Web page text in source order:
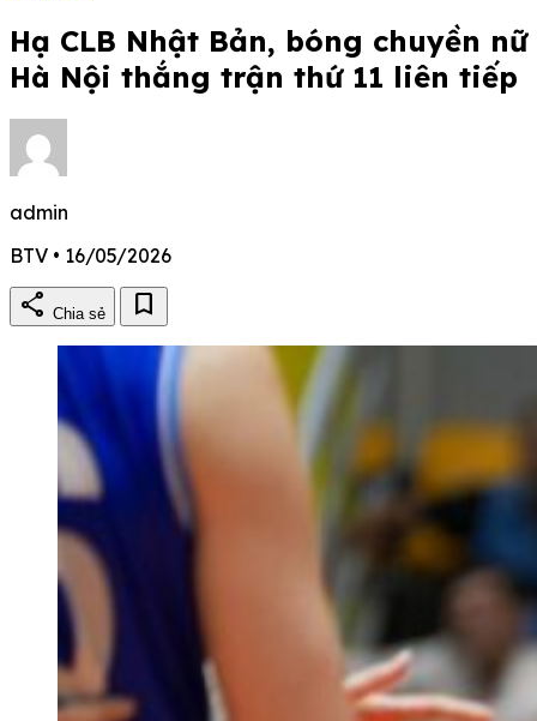
Hạ CLB Nhật Bản, bóng chuyền nữ
Hà Nội thắng trận thứ 11 liên tiếp
admin
BTV • 16/05/2026
share Chia sẻ bookmark